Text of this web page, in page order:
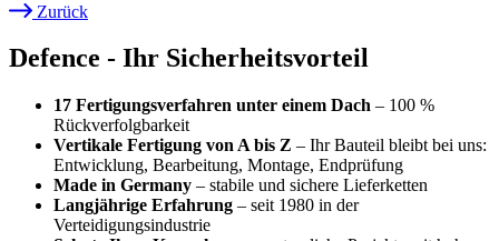
Zurück
Defence - Ihr Sicherheitsvorteil
17 Fertigungsverfahren unter einem Dach – 100 %
Rückverfolgbarkeit
Vertikale Fertigung von A bis Z – Ihr Bauteil bleibt bei uns:
Entwicklung, Bearbeitung, Montage, Endprüfung
Made in Germany – stabile und sichere Lieferketten
Langjährige Erfahrung – seit 1980 in der
Verteidigungsindustrie